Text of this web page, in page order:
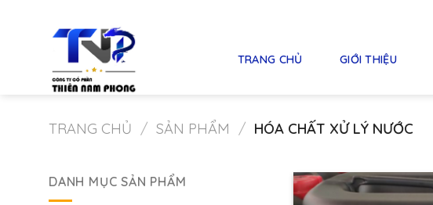
TRANG CHỦ GIỚI THIỆU
TRANG CHỦ / SẢN PHẨM / HÓA CHẤT XỬ LÝ NƯỚC
DANH MỤC SẢN PHẨM